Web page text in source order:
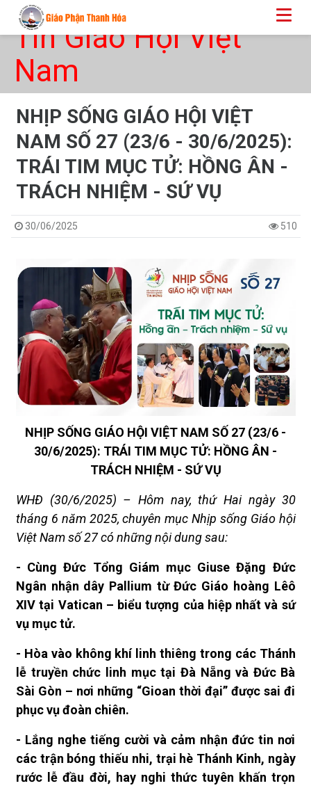
Tin Giáo Hội Việt
Nam
NHỊP SỐNG GIÁO HỘI VIỆT
NAM SỐ 27 (23/6 - 30/6/2025):
TRÁI TIM MỤC TỬ: HỒNG ÂN -
TRÁCH NHIỆM - SỨ VỤ
30/06/2025 510
NHỊP SỐNG GIÁO HỘI VIỆT NAM SỐ 27 (23/6 -
30/6/2025): TRÁI TIM MỤC TỬ: HỒNG ÂN -
TRÁCH NHIỆM - SỨ VỤ
WHĐ (30/6/2025) – Hôm nay, thứ Hai ngày 30
tháng 6 năm 2025, chuyên mục Nhịp sống Giáo hội
Việt Nam số 27 có những nội dung sau:
- Cùng Đức Tổng Giám mục Giuse Đặng Đức
Ngân nhận dây Pallium từ Đức Giáo hoàng Lêô
XIV tại Vatican – biểu tượng của hiệp nhất và sứ
vụ mục tử.
- Hòa vào không khí linh thiêng trong các Thánh
lễ truyền chức linh mục tại Đà Nẵng và Đức Bà
Sài Gòn – nơi những “Gioan thời đại” được sai đi
phục vụ đoàn chiên.
- Lắng nghe tiếng cười và cảm nhận đức tin nơi
các trận bóng thiếu nhi, trại hè Thánh Kinh, ngày
rước lễ đầu đời, hay nghi thức tuyên khấn trọn